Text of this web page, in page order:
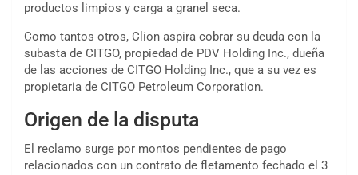
productos limpios y carga a granel seca.
Como tantos otros, Clion aspira cobrar su deuda con la
subasta de CITGO, propiedad de PDV Holding Inc., dueña
de las acciones de CITGO Holding Inc., que a su vez es
propietaria de CITGO Petroleum Corporation.
Origen de la disputa
El reclamo surge por montos pendientes de pago
relacionados con un contrato de fletamento fechado el 3